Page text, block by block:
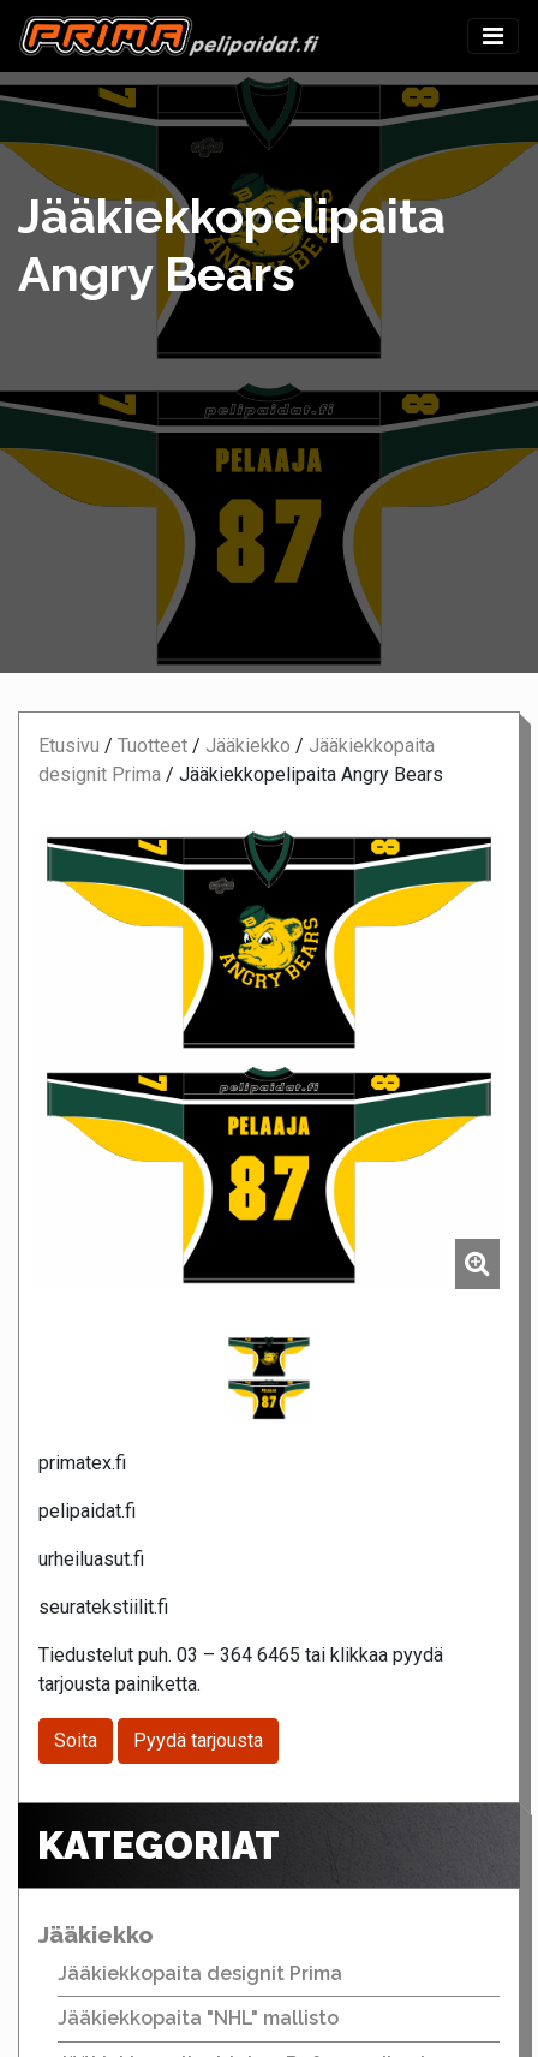
Jääkiekkopelipaita
Angry Bears
Etusivu / Tuotteet / Jääkiekko / Jääkiekkopaita
designit Prima / Jääkiekkopelipaita Angry Bears
primatex.fi
pelipaidat.fi
urheiluasut.fi
seuratekstiilit.fi
Tiedustelut puh. 03 – 364 6465 tai klikkaa pyydä
tarjousta painiketta.
Soita Pyydä tarjousta
KATEGORIAT
Jääkiekko
Jääkiekkopaita designit Prima
Jääkiekkopaita "NHL" mallisto